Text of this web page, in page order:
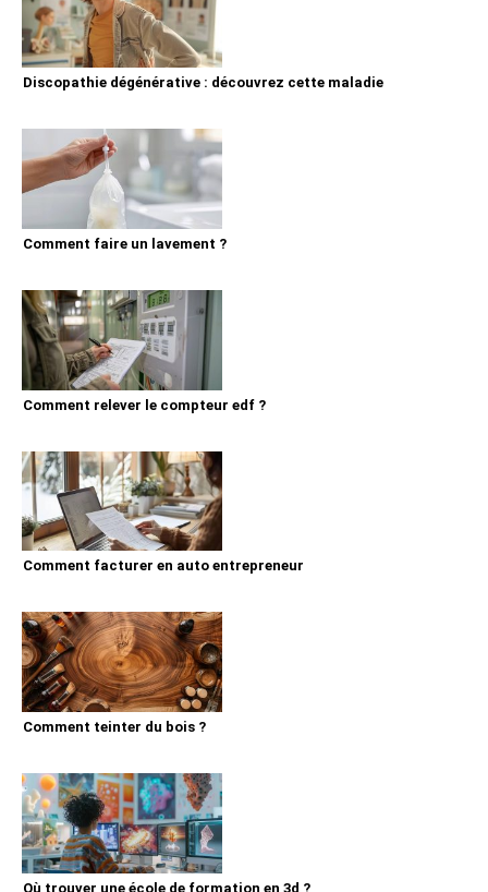
Discopathie dégénérative : découvrez cette maladie
Comment faire un lavement ?
Comment relever le compteur edf ?
Comment facturer en auto entrepreneur
Comment teinter du bois ?
Où trouver une école de formation en 3d ?